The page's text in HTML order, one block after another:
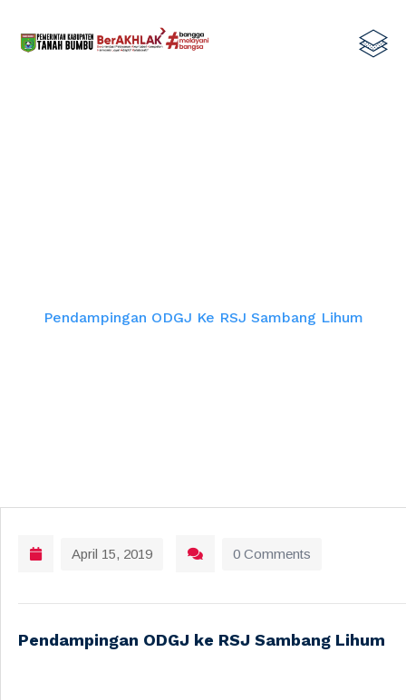
Pendampingan ODGJ Ke RSJ Sambang Lihum
April 15, 2019 0 Comments
Pendampingan ODGJ ke RSJ Sambang Lihum